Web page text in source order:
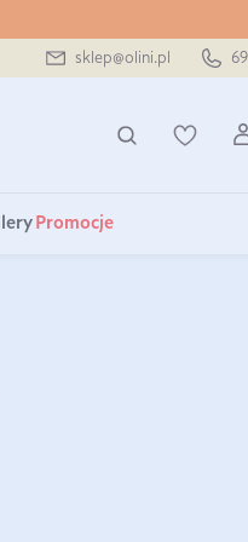
sklep@olini.pl
Promocje